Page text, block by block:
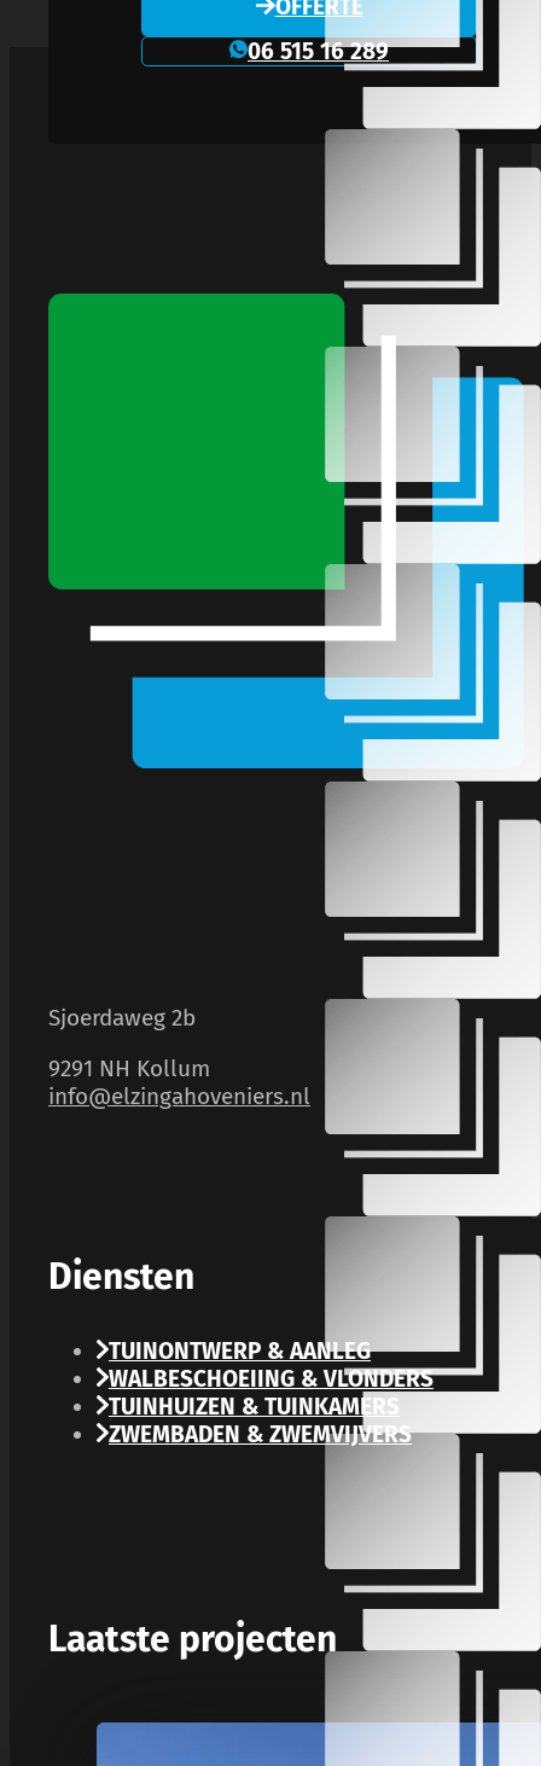
OFFERTE
06 515 16 289
Sjoerdaweg 2b
9291 NH Kollum
info@elzingahoveniers.nl
Diensten
TUINONTWERP & AANLEG
WALBESCHOEIING & VLONDERS
TUINHUIZEN & TUINKAMERS
ZWEMBADEN & ZWEMVIJVERS
Laatste projecten